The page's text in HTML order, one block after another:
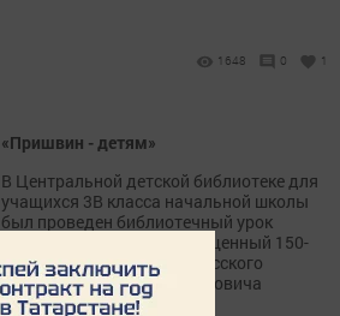
1648 0 1
«Пришвин - детям»
В Центральной детской библиотеке для
учащихся 3В класса начальной школы
был проведен библиотечный урок
«Пришвин - детям», посвященный 150-
летию со дня рождения русского
писателя Михаила Михайловича
Пришвина